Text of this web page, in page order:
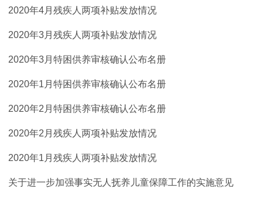
2020年4月残疾人两项补贴发放情况
2020年3月残疾人两项补贴发放情况
2020年3月特困供养审核确认公布名册
2020年1月特困供养审核确认公布名册
2020年2月特困供养审核确认公布名册
2020年2月残疾人两项补贴发放情况
2020年1月残疾人两项补贴发放情况
关于进一步加强事实无人抚养儿童保障工作的实施意见